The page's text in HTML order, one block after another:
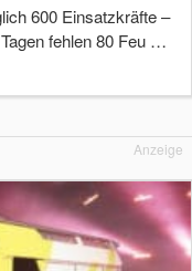
600 Einsatzkräfte –
fehlen 80 Feu …
Anzeige